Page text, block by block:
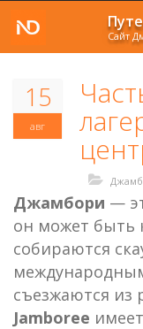
Сайт
15
авг
Джамбори —
он может быть
собираются
съезжаются из
Jamboree